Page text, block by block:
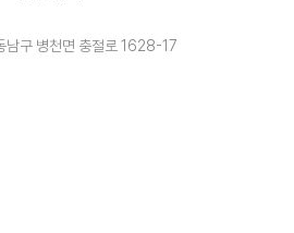
남구 병천면 충절로 1628-17